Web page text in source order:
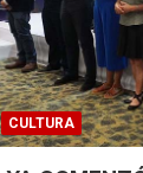
CULTURA